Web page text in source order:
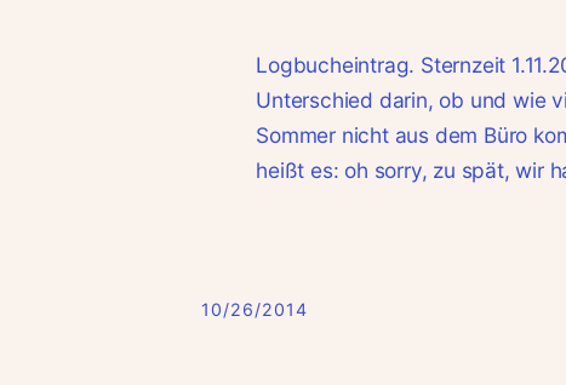
Logbucheintrag. Sternzeit
Unterschied darin, ob und wie
Sommer nicht aus dem Büro
heißt es: oh sorry, zu spät, wir
10/26/2014